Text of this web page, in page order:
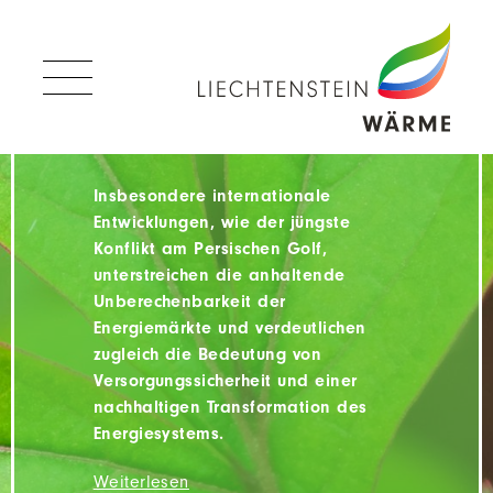
Unternehmen
Aktuelles
Corporate Governance
Zahlen & Fakten
Produkte & Dienstleistungen
Angebot
Erdgas
Downloads
Kontakt & Anfahrt
Energiemärkte im Zeichen der
Insbesondere internationale
Entwicklungen, wie der jüngste
Konflikt am Persischen Golf,
unterstreichen die anhaltende
Unberechenbarkeit der
Energiemärkte und verdeutlichen
zugleich die Bedeutung von
Versorgungssicherheit und einer
nachhaltigen Transformation des
Energiesystems.
Weiterlesen